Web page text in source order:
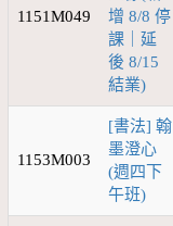
1151M049
增 8/8 停
課｜延
後 8/15
結業)
1153M003
[書法] 翰
墨澄心
(週四下
午班)